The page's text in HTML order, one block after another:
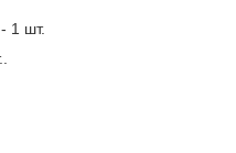
1 шт.